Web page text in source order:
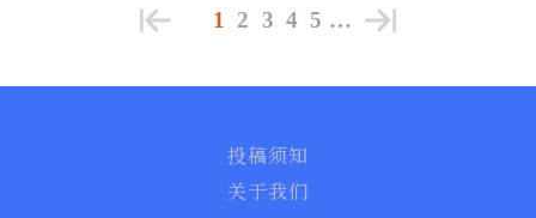
1 2 3 4 5 …
投稿须知
关于我们